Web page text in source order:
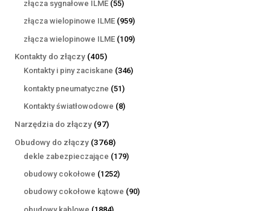
złącza sygnałowe ILME 5555
produktów
złącza wielopinowe ILME 959959
produktów
złącza wielopinowe ILME 109109
Kontakty do złączy 405405
produktów
Kontakty i piny zaciskane 346346
kontakty pneumatyczne 5151
produktów
Kontakty światłowodowe 88
Narzędzia do złączy 9797
produktów
Obudowy do złączy 37683768
produktów
dekle zabezpieczające 179179
obudowy cokołowe 12521252
produkty
obudowy cokołowe kątowe 9090
1884